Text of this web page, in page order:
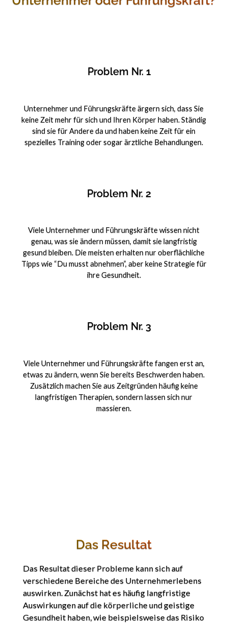
Problem Nr. 1
Unternehmer und Führungskräfte ärgern sich, dass Sie
keine Zeit mehr für sich und Ihren Körper haben. Ständig
sind sie für Andere da und haben keine Zeit für ein
spezielles Training oder sogar ärztliche Behandlungen.
Problem Nr. 2
Viele Unternehmer und Führungskräfte wissen nicht
genau, was sie ändern müssen, damit sie langfristig
gesund bleiben. Die meisten erhalten nur oberflächliche
Tipps wie “Du musst abnehmen”, aber keine Strategie für
ihre Gesundheit.
Problem Nr. 3
Viele Unternehmer und Führungskräfte fangen erst an,
etwas zu ändern, wenn Sie bereits Beschwerden haben.
Zusätzlich machen Sie aus Zeitgründen häufig keine
langfristigen Therapien, sondern lassen sich nur
massieren.
Das Resultat
Das Resultat dieser Probleme kann sich auf
verschiedene Bereiche des Unternehmerlebens
auswirken. Zunächst hat es häufig langfristige
Auswirkungen auf die körperliche und geistige
Gesundheit haben, wie beispielsweise das Risiko